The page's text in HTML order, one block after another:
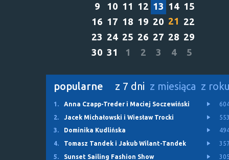
9
10 11 12 13 14 15
16 17 18 19 20 21 22
23 24 25 26 27 28 29
30 31 1 2 3 4 5
popularne z 7 dni z miesiąca z
1. Anna Czapp-Treder i Maciej Soczewiński
2.
Jacek Michałowski i Wiesław Trocki
3.
Dominika Kudlińska
4.
Tomasz Tandek i Jakub Wilant-Tandek
5.
Sunset Sailing Fashion Show